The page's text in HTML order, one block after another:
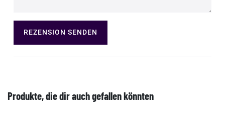
REZENSION SENDEN
Produkte, die dir auch gefallen könnten